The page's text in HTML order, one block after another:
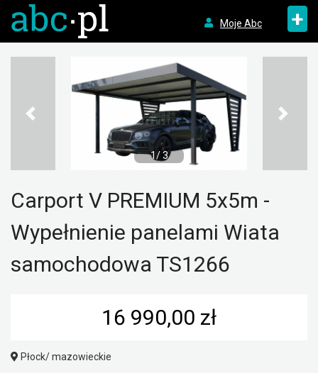
Moje Abc +
1/ 3
Carport V PREMIUM 5x5m -
Wypełnienie panelami Wiata
samochodowa TS1266
16 990,00 zł
Płock/ mazowieckie